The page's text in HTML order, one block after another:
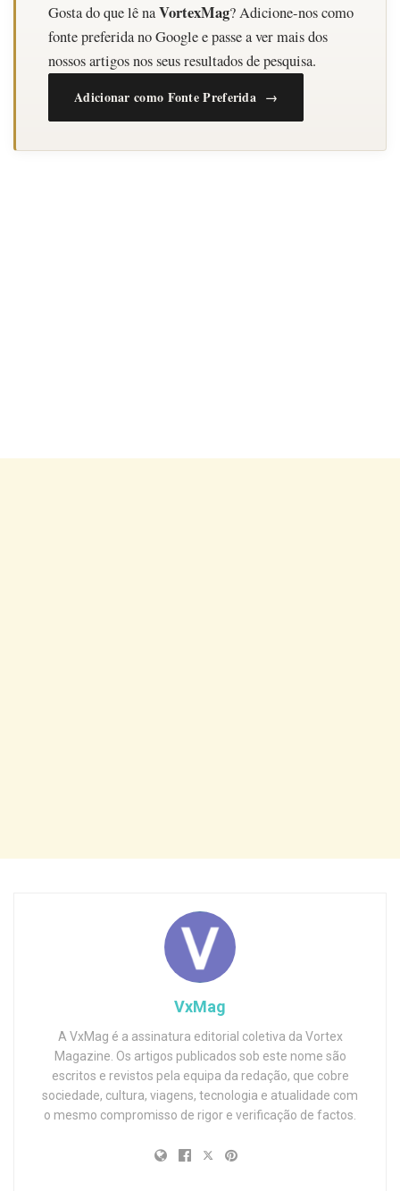
Gosta do que lê naVortexMag? Adicione-nos como
fonte preferida no Google e passe a ver mais dos
nossos artigos nos seus resultados de pesquisa.
Adicionar como Fonte Preferida →
VxMag
A VxMag é a assinatura editorial coletiva da Vortex
Magazine. Os artigos publicados sob este nome são
escritos e revistos pela equipa da redação, que cobre
sociedade, cultura, viagens, tecnologia e atualidade com
o mesmo compromisso de rigor e verificação de factos.